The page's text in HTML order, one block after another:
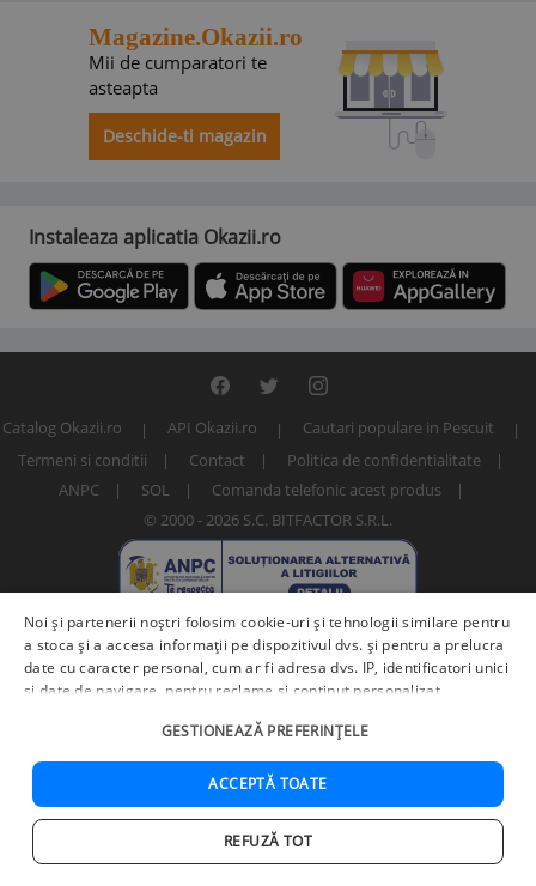
Acasa Cautare Cos Favorite Contul meu
Magazine.Okazii.ro
Mii de cumparatori te
asteapta
Deschide-ti magazin
Instaleaza aplicatia Okazii.ro
Catalog Okazii.ro API Okazii.ro
Cautari populare in Pescuit
Termeni si conditii
Contact
Politica de confidentialitate
ANPC
SOL
Comanda telefonic acest produs
© 2000 - 2026 S.C. BITFACTOR S.R.L.
Numar articol: 227614160 / 21156
Noi și partenerii noștri folosim cookie-uri și tehnologii similare pentru
a stoca și a accesa informații pe dispozitivul dvs. și pentru a prelucra
date cu caracter personal, cum ar fi adresa dvs. IP, identificatori unici
și date de navigare, pentru reclame și conținut personalizat,
îmbunătățirea serviciilor.Furnizori terți (225)pot, de asemenea,
prelucra datele dvs. în aceste și alte scopuri, inclusiv folosind date
precise de geolocalizare și caracteristici ale dispozitivului. Opțiunile
dvs. se aplică doar acestui site web. Unii furnizori se pot baza pe
interes legitim în loc de consimțământ; aveți dreptul să vă opuneți în
. Vă puteți retrage consimțământul în orice
GESTIONEAZĂ PREFERINȚELE
ACCEPTĂ TOATE
REFUZĂ TOT